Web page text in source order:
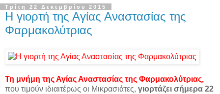
Τρίτη 22 Δεκεμβρίου 2015
Η γιορτή της Αγίας Αναστασίας της
Φαρμακολύτριας
Τη μνήμη της Αγίας Αναστασίας της Φαρμακολύτριας,
που τιμούν ιδιαιτέρως οι Μικρασιάτες, γιορτάζει σήμερα 22